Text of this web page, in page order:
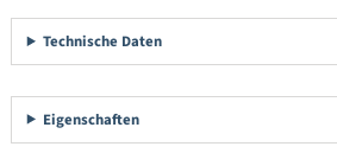
Technische Daten
Eigenschaften